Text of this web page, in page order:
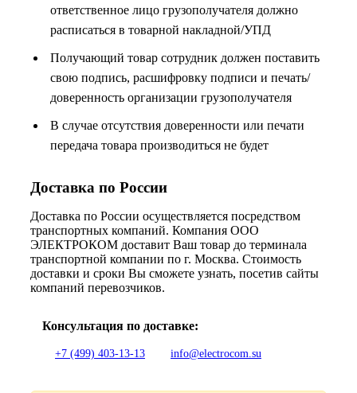
ответственное лицо грузополучателя должно
расписаться в товарной накладной/УПД
Получающий товар сотрудник должен поставить
свою подпись, расшифровку подписи и печать/
доверенность организации грузополучателя
В случае отсутствия доверенности или печати
передача товара производиться не будет
Доставка по России
Доставка по России осуществляется посредством
транспортных компаний. Компания ООО
ЭЛЕКТРОКОМ доставит Ваш товар до терминала
транспортной компании по г. Москва. Стоимость
доставки и сроки Вы сможете узнать, посетив сайты
компаний перевозчиков.
Консультация по доставке:
+7 (499) 403-13-13 info@electrocom.su